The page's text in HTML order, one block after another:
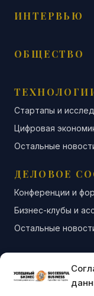
ИНТЕРВЬЮ
ОБЩЕСТВО
Стартапы и
Цифровая
Остальные
ДЕЛОВОЕ
Конференции и
Бизнес-клубы и
Остальные
АНАЛИТИКА